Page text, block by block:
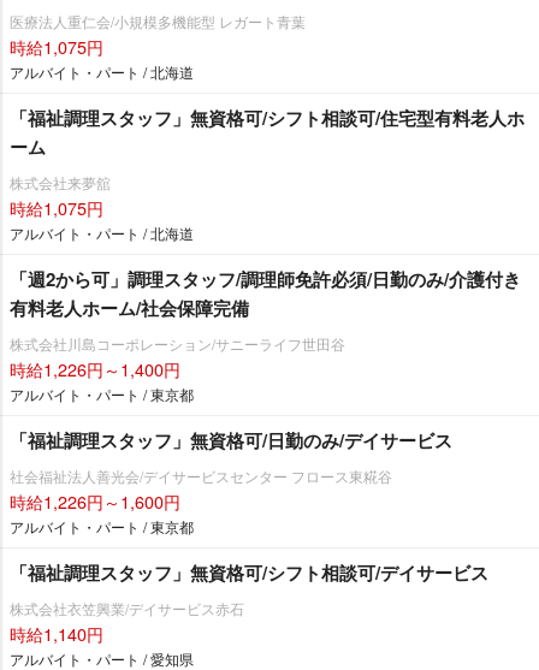
医療法人重仁会/小規模多機能型 レガート青葉
時給1,075円
アルバイト・パート / 北海道
「福祉調理スタッフ」無資格可/シフト相談可/住宅型有料老人ホ
ーム
株式会社来夢舘
時給1,075円
アルバイト・パート / 北海道
「週2から可」調理スタッフ/調理師免許必須/日勤のみ/介護付き
有料老人ホーム/社会保障完備
株式会社川島コーポレーション/サニーライフ世田谷
時給1,226円～1,400円
アルバイト・パート / 東京都
「福祉調理スタッフ」無資格可/日勤のみ/デイサービス
社会福祉法人善光会/デイサービスセンター フロース東糀谷
時給1,226円～1,600円
アルバイト・パート / 東京都
「福祉調理スタッフ」無資格可/シフト相談可/デイサービス
株式会社衣笠興業/デイサービス赤石
時給1,140円
アルバイト・パート / 愛知県